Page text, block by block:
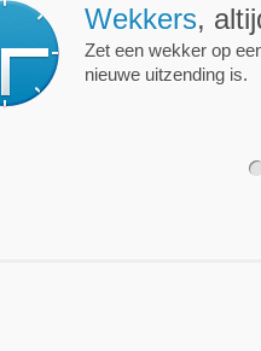
Wekkers,
Zet een wekker op
nieuwe uitzending is.